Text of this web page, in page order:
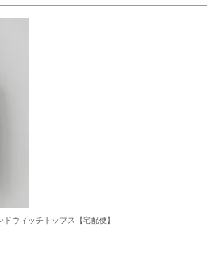
ドウィッチトップス【宅配便】